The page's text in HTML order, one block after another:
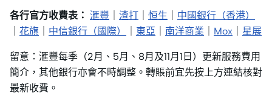
各行官方收費表： 滙豐 渣打 恒生
中國銀行（香港）
花旗 中信銀行（國際） 東亞 南洋商業 Mox 星展
留意：滙豐每季（2月、5月、8月及11月1日）更新服務費用
簡介，其他銀行亦會不時調整。轉賬前宜先按上方連結核對
最新收費。